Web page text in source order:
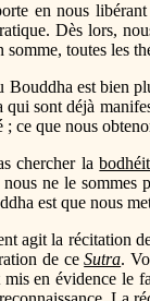
en nous libérant
Dès lors,
toutes les
est bien
sont déjà
; ce que nous
chercher la
ne le sommes
est que nous
agit la récitation
de ceSutra.
en évidence le